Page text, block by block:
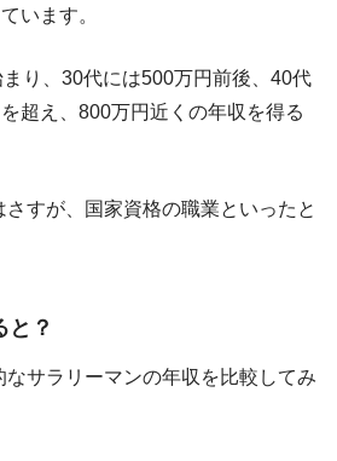
います。
り、30代には500万円前後、40代
超え、800万円近くの年収を得る
さすが、国家資格の職業といったと
と？
サラリーマンの年収を比較してみ